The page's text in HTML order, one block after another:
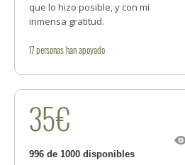
que lo hizo posible, y con mi
inmensa gratitud.
17personashan apoyado
35€
996 de 1000 disponibles